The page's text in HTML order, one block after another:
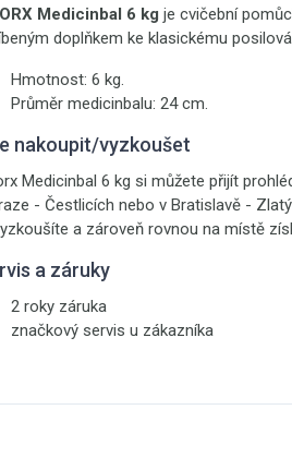
Medicinbal 6 kg je cvičební
doplňkem ke klasickému
Hmotnost: 6 kg.
Průměr medicinbalu: 24 cm.
nakoupit/vyzkoušet
Medicinbal 6 kg si můžete přijít
- Čestlicích nebo v Bratislavě -
a zároveň rovnou na místě
a záruky
2 roky záruka
značkový servis u zákazníka